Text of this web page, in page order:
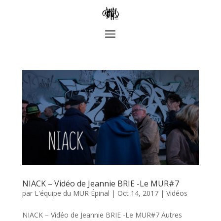
NIACK – Vidéo de Jeannie BRIE -Le MUR#7
par L'équipe du MUR Épinal | Oct 14, 2017| Vidéos
NIACK – Vidéo de Jeannie BRIE -Le MUR#7 Autres